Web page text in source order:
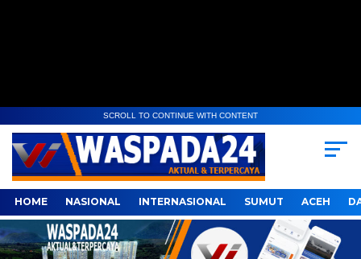
SCROLL TO CONTINUE WITH CONTENT
HOME NASIONAL INTERNASIONAL SUMUT ACEH